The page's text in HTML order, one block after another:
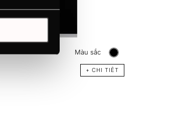
Màu sắc
+ CHI TIÊT